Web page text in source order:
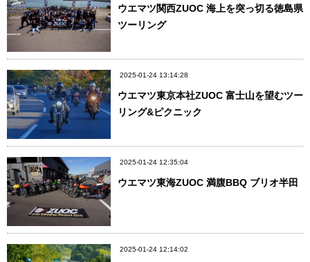
ウエマツ関西ZUOC 海上を突っ切る徳島県
ツーリング
2025-01-24 13:14:28
ウエマツ東京本社ZUOC 富士山を望むツー
リング&ピクニック
2025-01-24 12:35:04
ウエマツ東海ZUOC 満腹BBQ ブリオ半田
2025-01-24 12:14:02